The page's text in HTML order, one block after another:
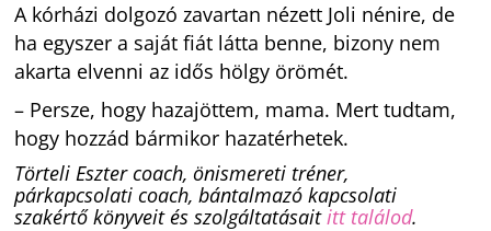
A kórházi dolgozó zavartan nézett Joli nénire, de
ha egyszer a saját fiát látta benne, bizony nem
akarta elvenni az idős hölgy örömét.
– Persze, hogy hazajöttem, mama. Mert tudtam,
hogy hozzád bármikor hazatérhetek.
Törteli Eszter coach, önismereti tréner,
párkapcsolati coach, bántalmazó kapcsolati
szakértő könyveit és szolgáltatásaititt találod.